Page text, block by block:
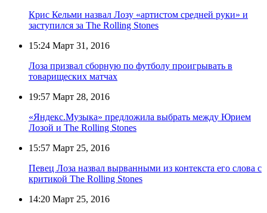
Крис Кельми назвал Лозу «артистом средней руки» и
заступился за The Rolling Stones
15:24 Март 31, 2016
Лоза призвал сборную по футболу проигрывать в
товарищеских матчах
19:57 Март 28, 2016
«Яндекс.Музыка» предложила выбрать между Юрием
Лозой и The Rolling Stones
15:57 Март 25, 2016
Певец Лоза назвал вырванными из контекста его слова с
критикой The Rolling Stones
14:20 Март 25, 2016